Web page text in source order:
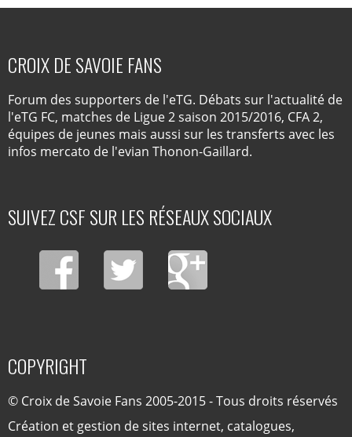
CROIX DE SAVOIE FANS
Forum des supporters de l'eTG. Débats sur l'actualité de
l'eTG FC, matches de Ligue 2 saison 2015/2016, CFA 2,
équipes de jeunes mais aussi sur les transferts avec les
infos mercato de l'evian Thonon-Gaillard.
SUIVEZ CSF SUR LES RÉSEAUX SOCIAUX
COPYRIGHT
© Croix de Savoie Fans 2005-2015 - Tous droits réservés
Création et gestion de sites internet, catalogues,